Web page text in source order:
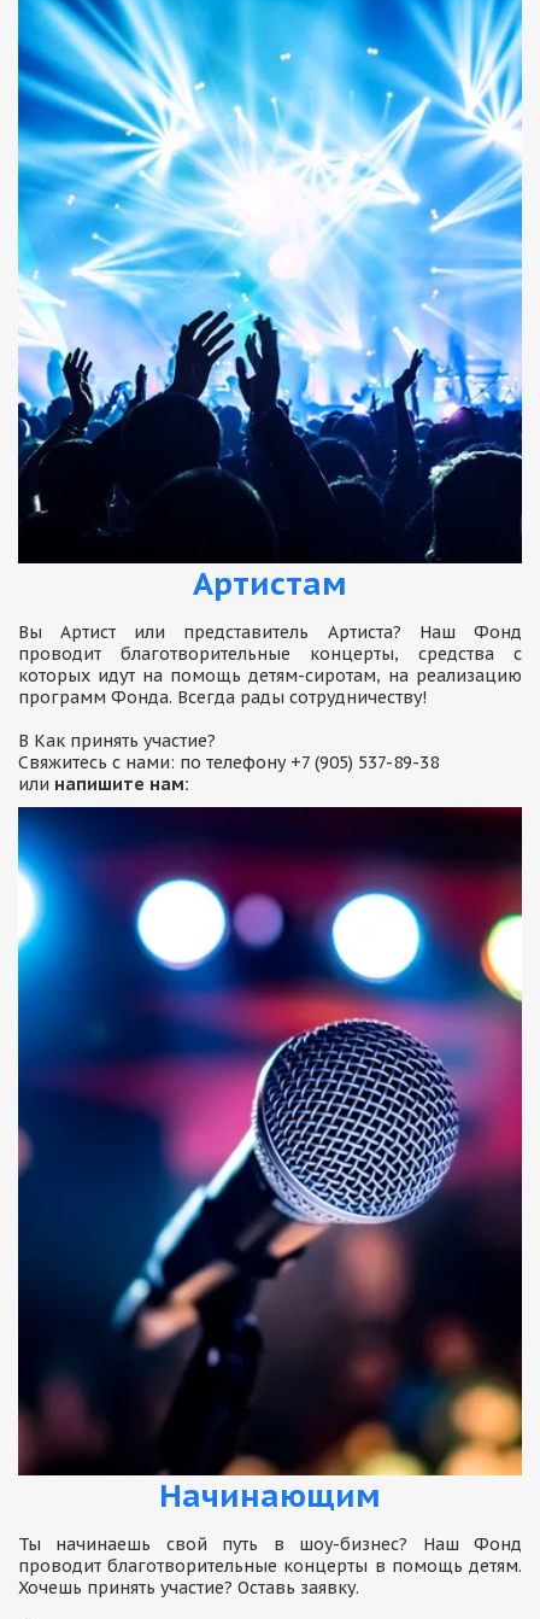
Артистам
Вы Артист или представитель Артиста? Наш Фонд
проводит благотворительные концерты, средства с
которых идут на помощь детям-сиротам, на реализацию
программ Фонда. Всегда рады сотрудничеству!
В Как принять участие?
Свяжитесь с нами: по телефону +7 (905) 537-89-38
или напишите нам:
Начинающим
Ты начинаешь свой путь в шоу-бизнес? Наш Фонд
проводит благотворительные концерты в помощь детям.
Хочешь принять участие? Оставь заявку.